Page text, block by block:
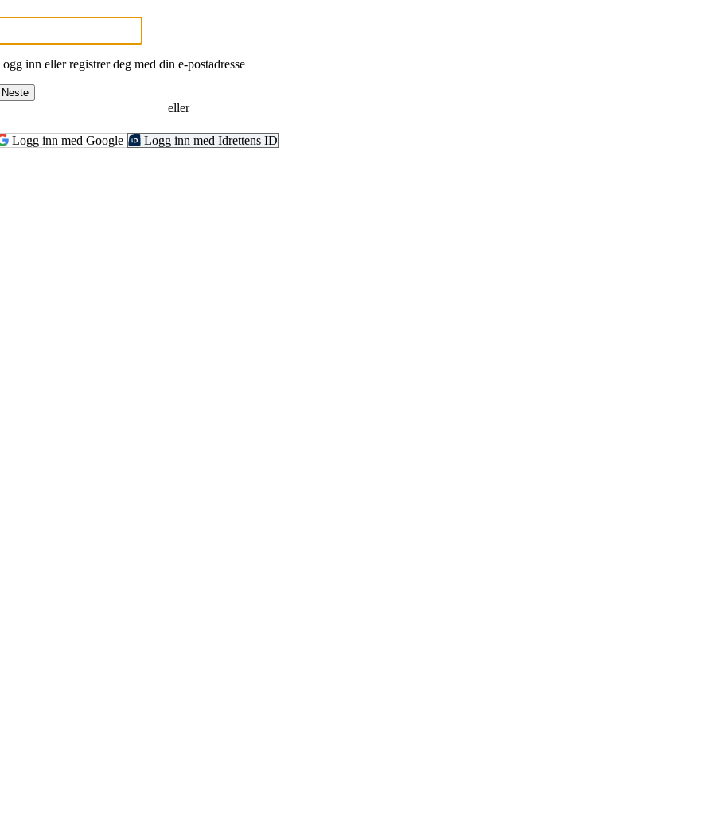
inn eller registrer deg med din e-postadresse
Neste
eller
Logg inn med Google Logg inn med Idrettens ID